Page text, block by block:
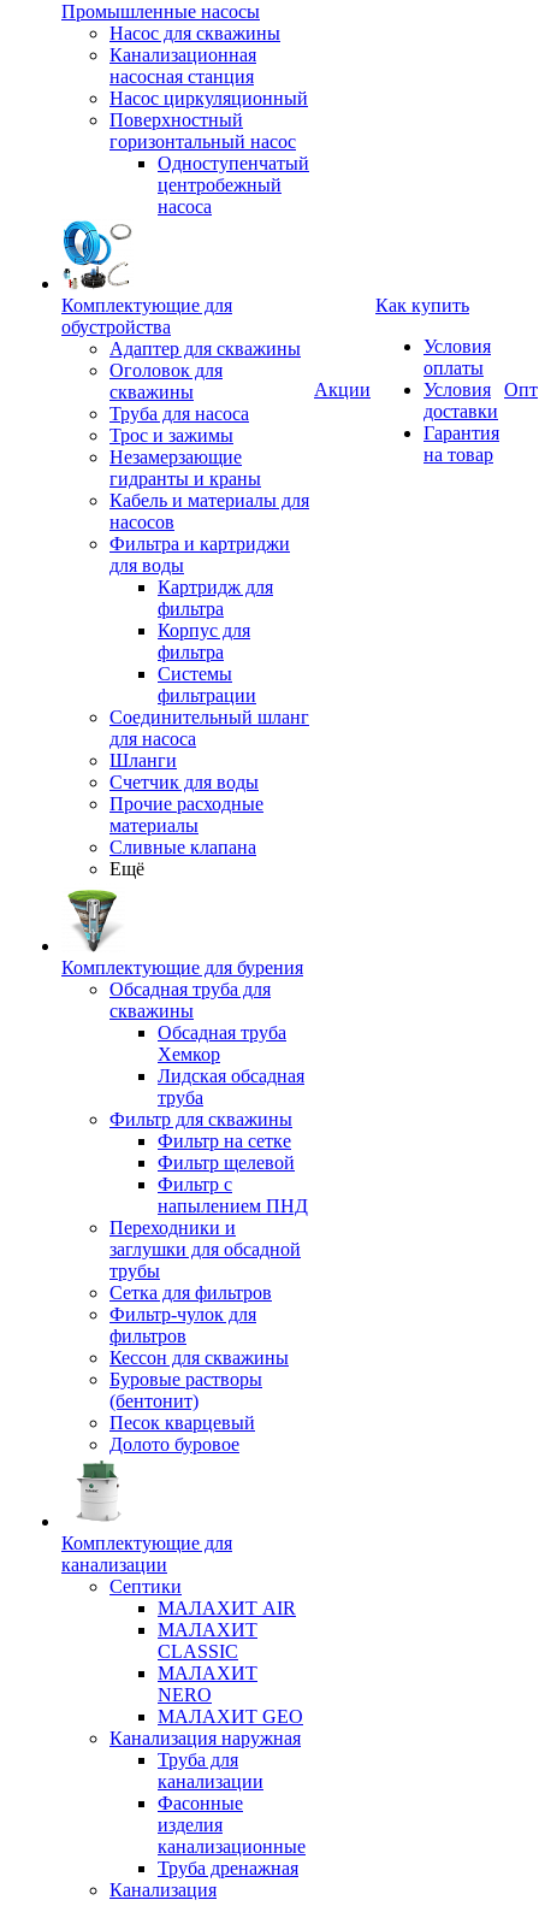
Промышленные насосы
Насос для скважины
Канализационная
насосная станция
Насос циркуляционный
Поверхностный
горизонтальный насос
Одноступенчатый
центробежный
насоса
Комплектующие для
обустройства
Адаптер для скважины
Оголовок для
скважины
Труба для насоса
Трос и зажимы
Незамерзающие
гидранты и краны
Кабель и материалы для
насосов
Фильтра и картриджи
для воды
Картридж для
фильтра
Корпус для
фильтра
Системы
фильтрации
Соединительный шланг
для насоса
Шланги
Счетчик для воды
Прочие расходные
материалы
Сливные клапана
Ещё
Комплектующие для бурения
Обсадная труба для
скважины
Обсадная труба
Хемкор
Лидская обсадная
труба
Фильтр для скважины
Фильтр на сетке
Фильтр щелевой
Фильтр с
напылением ПНД
Переходники и
заглушки для обсадной
трубы
Сетка для фильтров
Фильтр-чулок для
фильтров
Кессон для скважины
Буровые растворы
(бентонит)
Песок кварцевый
Долото буровое
Комплектующие для
канализации
Септики
МАЛАХИТ AIR
МАЛАХИТ
CLASSIC
МАЛАХИТ
NERO
МАЛАХИТ GEO
Канализация наружная
Труба для
канализации
Фасонные
изделия
канализационные
Труба дренажная
Канализация
Акции
Как купить
Условия
оплаты
Условия
доставки
Гарантия
на товар
Опт